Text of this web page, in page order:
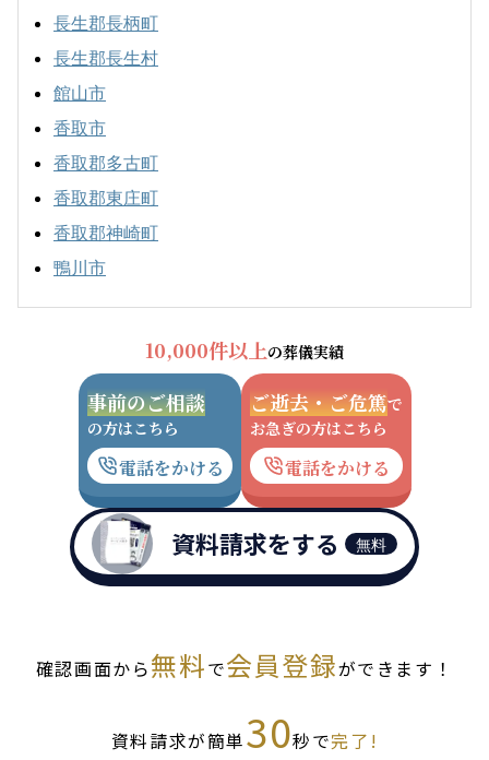
長生郡長柄町
長生郡長生村
館山市
香取市
香取郡多古町
香取郡東庄町
香取郡神崎町
鴨川市
10,000件以上の葬儀実績
事前のご相談
の方はこちら
電話をかける
ご逝去・ご危篤で
お急ぎの方はこちら
電話をかける
資料請求をする 無料
確認画面から無料で会員登録ができます！
資料請求が簡単30秒で完了!